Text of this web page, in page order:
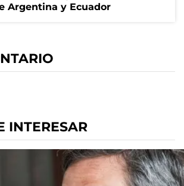
Argentina y Ecuador
INTERESAR